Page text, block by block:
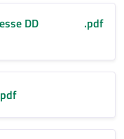
DD
.pdf